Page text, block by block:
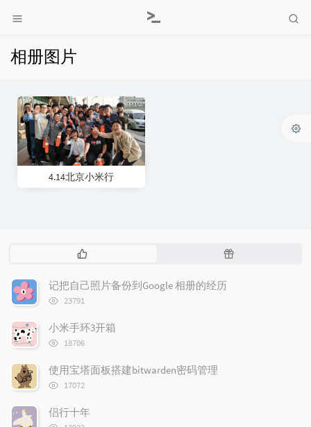
相册图片
4.14北京小米行
文
随
记把自己照片备份到Google 相册的经历
浏
次
数:
23791
小米手环3开箱
浏
次
数:
18706
使用宝塔面板搭建bitwarden密码管理
浏
次
数:
17072
侣行十年
浏